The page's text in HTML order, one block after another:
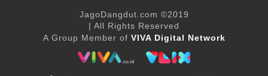
JagoDangdut.com ©2019
| All Rights Reserved
A Group Member of VIVA Digital Network